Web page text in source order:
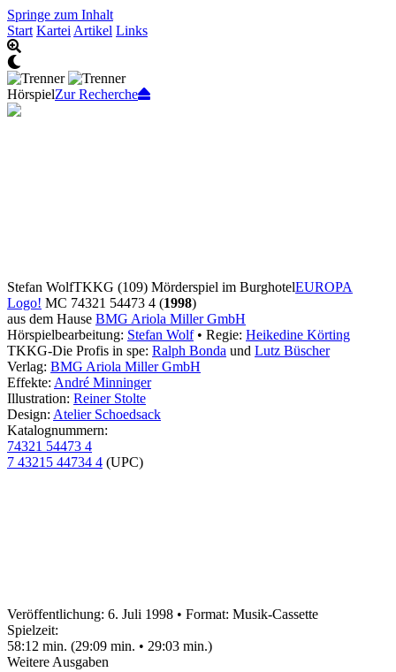
Springe zum Inhalt
Start Kartei Artikel Links
HörspielZur Recherche
Stefan WolfTKKG (109) Mörderspiel im BurghotelEUROPA
Logo! MC 74321 54473 4 (1998)
aus dem Hause BMG Ariola Miller GmbH
Hörspielbearbeitung: Stefan Wolf• Regie: Heikedine Körting
TKKG-Die Profis in spe: Ralph Bonda und Lutz Büscher
Verlag: BMG Ariola Miller GmbH
Effekte: André Minninger
Illustration: Reiner Stolte
Design: Atelier Schoedsack
Katalognummern:
74321 54473 4
7 43215 44734 4 (UPC)
Veröffentlichung: 6. Juli 1998 • Format: Musik-Cassette
Spielzeit:
58:12 min. (29:09 min. • 29:03 min.)
Weitere Ausgaben